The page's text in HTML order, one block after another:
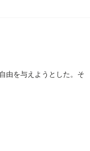
由を与えようとした。そ